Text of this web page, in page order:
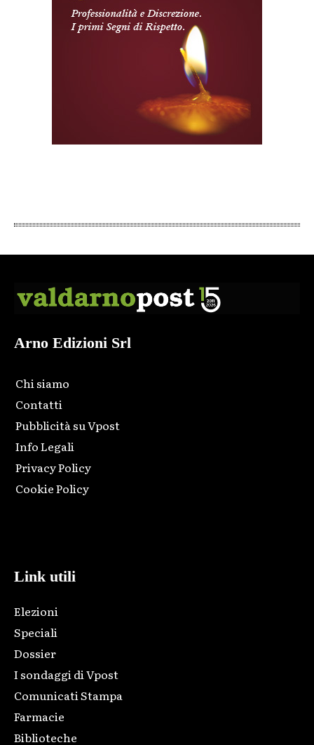
Arno Edizioni Srl
Chi siamo
Contatti
Pubblicità su Vpost
Info Legali
Privacy Policy
Cookie Policy
Link utili
Elezioni
Speciali
Dossier
I sondaggi di Vpost
Comunicati Stampa
Farmacie
Biblioteche